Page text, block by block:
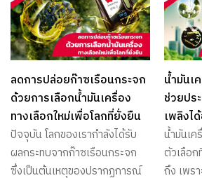
ลดการปล่อยก๊าซเรือนกระจก
ด้วยการเลือกน้ำมันเครื่อง
ทางเลือกใหม่เพื่อโลกที่ยั่งยืน
ปัจจุบัน โลกของเรากำลังได้รับ
ผลกระทบจากก๊าซเรือนกระจก
ซึ่งเป็นต้นเหตุของปรากฏการณ์
น้ำมันเ
ช่วยปร
เพลิงไ
น้ำมันเ
ตัวเลือ
ถึง เพร